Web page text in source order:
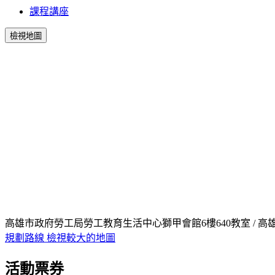
課程講座
檢視地圖
高雄市政府勞工局勞工教育生活中心獅甲會館6樓640教室 / 高
規劃路線 檢視較大的地圖
活動票券